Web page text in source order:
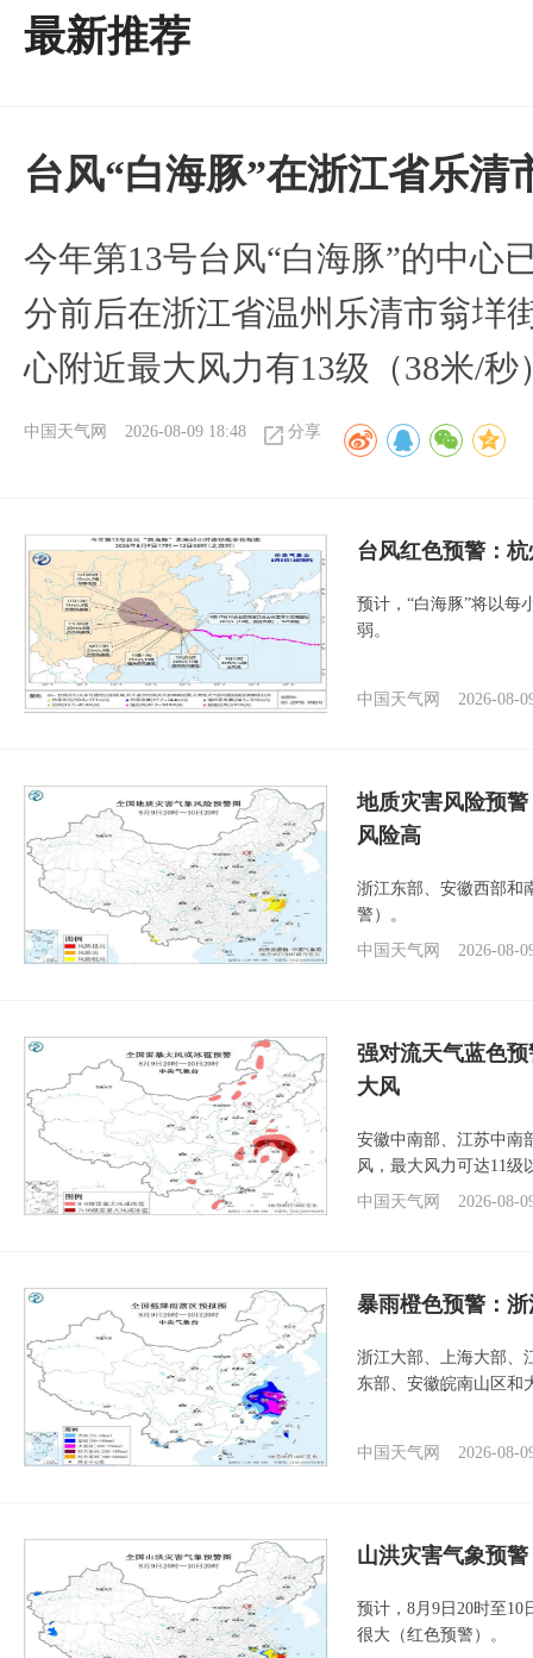
最新推荐
台风“白海豚”在浙江省乐清
今年第13号台风“白海豚”的中心
分前后在浙江省温州乐清市翁垟
心附近最大风力有13级（38米/秒
中国天气网 2026-08-09 18:48 分享
台风红色预警：
预计，“白海豚”将以每
弱。
中国天气网 2026-08-
地质灾害风险预
风险高
浙江东部、安徽西部和
警）。
中国天气网
2026-08-
强对流天气蓝色
大风
安徽中南部、江苏中南
风，最大风力可达11级
中国天气网
2026-08-
暴雨橙色预警：
浙江大部、上海大部、
东部、安徽皖南山区和
中国天气网 2026-08-
山洪灾害气象预
预计，8月9日20时至
很大（红色预警）。